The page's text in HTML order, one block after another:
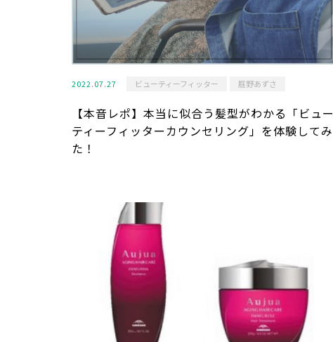
2022.07.27 ビューティーフィッター 庭野あずさ
【本音レポ】本当に似合う髪型がわかる「ビュー
ティーフィッターカウンセリング」を体験してみ
た！